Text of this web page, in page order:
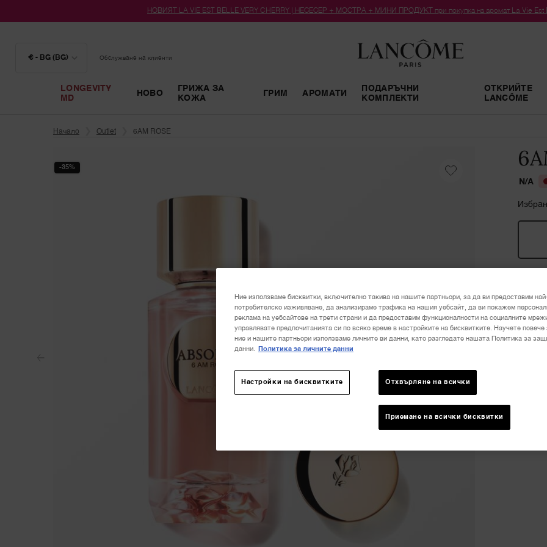
НОВИЯТ LA VIE EST BELLE VERY CHERRY | НЕСЕСЕР + МОСТРА + МИНИ ПРОДУКТ при покупка на аромат La Vie Est
€ - BG (BG) Обслужване на клиенти
LONGEVITY
MD
НОВО
ГРИЖА ЗА
КОЖА
ГРИМ АРОМАТИ
ПОДАРЪЧНИ
КОМПЛЕКТИ
ОТКРИЙТЕ
LANCÔME
Начало
Outlet 6AM ROSE
N/A
-35%
Ние използваме бисквитки, включително такива на нашите партньори, за да ви предоставим
потребителско изживяване, да анализираме трафика на нашия уебсайт, да ви покажем
реклама на уебсайтове на трети страни и да предоставим функционалности на социалните
управлявате предпочитанията си по всяко време в настройките на бисквитките. Научете повече
ние и нашите партньори използваме личните ви данни, като разгледате нашата Политика за
данни.
Политика за личните данни
Настройки на бисквитките Отхвърляне на всички
Приемане на всички бисквитки